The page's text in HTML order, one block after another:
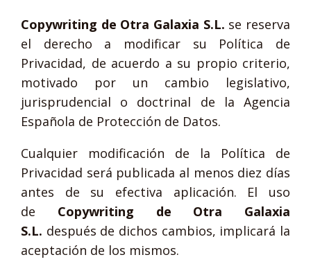
Copywriting de Otra Galaxia S.L. se reserva
el derecho a modificar su Política de
Privacidad, de acuerdo a su propio criterio,
motivado por un cambio legislativo,
jurisprudencial o doctrinal de la Agencia
Española de Protección de Datos.
Cualquier modificación de la Política de
Privacidad será publicada al menos diez días
antes de su efectiva aplicación. El uso
de Copywriting de Otra Galaxia
S.L. después de dichos cambios, implicará la
aceptación de los mismos.